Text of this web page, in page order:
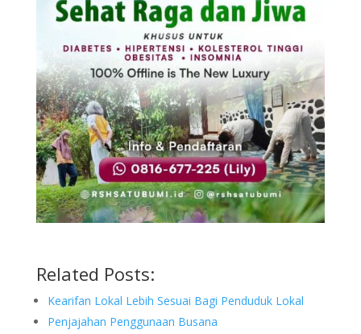
Related Posts:
Kearifan Lokal Lebih Sesuai Bagi Penduduk Lokal
Penjajahan Penggunaan Busana